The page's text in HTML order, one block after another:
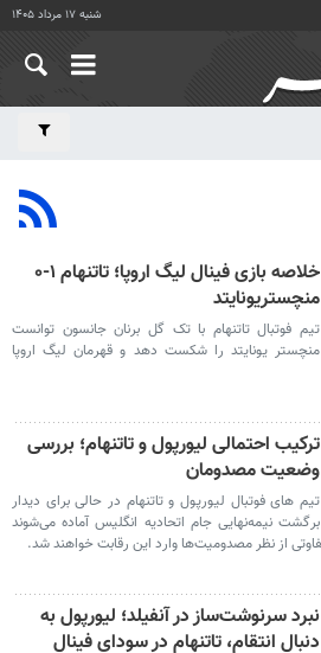
شنبه ۱۷ مرداد ۱۴۰۵
خلاصه بازی فینال لیگ اروپا؛ تاتنهام ۱-۰
منچستریونایتد
تیم فوتبال تاتنهام با تک گل برنان جانسون توانست
منچستر یونایتد را شکست دهد و قهرمان لیگ اروپا
ترکیب احتمالی لیورپول و تاتنهام؛ بررسی
وضعیت مصدومان
تیم های فوتبال لیورپول و تاتنهام در حالی برای دیدار
برگشت نیمه‌نهایی جام اتحادیه انگلیس آماده می‌شوند
از نظر مصدومیت‌ها وارد این رقابت خواهند شد.
نبرد سرنوشت‌ساز در آنفیلد؛ لیورپول به
دنبال انتقام، تاتنهام در سودای فینال